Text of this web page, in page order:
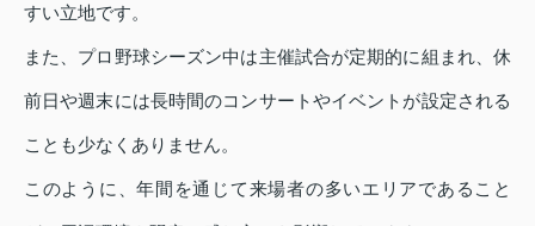
すい立地です。
また、プロ野球シーズン中は主催試合が定期的に組まれ、休
前日や週末には長時間のコンサートやイベントが設定される
ことも少なくありません。
このように、年間を通じて来場者の多いエリアであること